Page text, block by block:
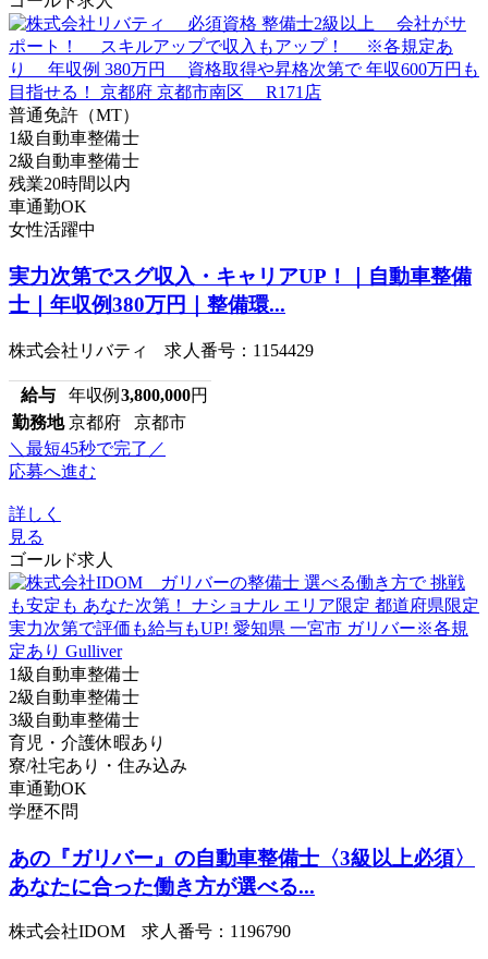
普通免許（MT）
1級自動車整備士
2級自動車整備士
残業20時間以内
車通勤OK
女性活躍中
実力次第でスグ収入・キャリアUP！｜自動車整備
士｜年収例380万円｜整備環...
株式会社リバティ 求人番号：1154429
給与 年収例 3,800,000円
勤務地 京都府 京都市
＼最短45秒で完了／
応募へ進む
詳しく
見る
ゴールド求人
1級自動車整備士
2級自動車整備士
3級自動車整備士
育児・介護休暇あり
寮/社宅あり・住み込み
車通勤OK
学歴不問
あの『ガリバー』の自動車整備士〈3級以上必須〉
あなたに合った働き方が選べる...
株式会社IDOM 求人番号：1196790